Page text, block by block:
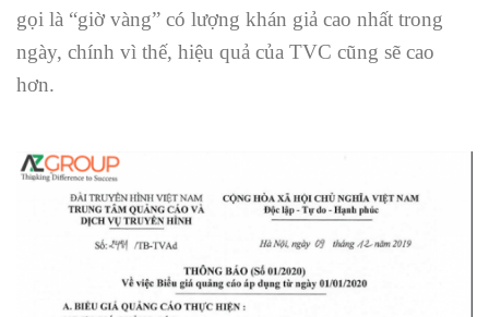
gọi là “giờ vàng” có lượng khán giả cao nhất trong
ngày, chính vì thế, hiệu quả của TVC cũng sẽ cao
hơn.